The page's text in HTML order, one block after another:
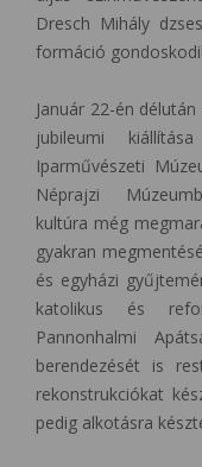
Dresch Mihály
formáció
Január 22-én
jubileumi
Iparművészeti
Néprajzi
kultúra még
gyakran
és egyházi
katolikus és
Pannonhalmi
berendezését is
rekonstrukciókat
pedig alkotásra